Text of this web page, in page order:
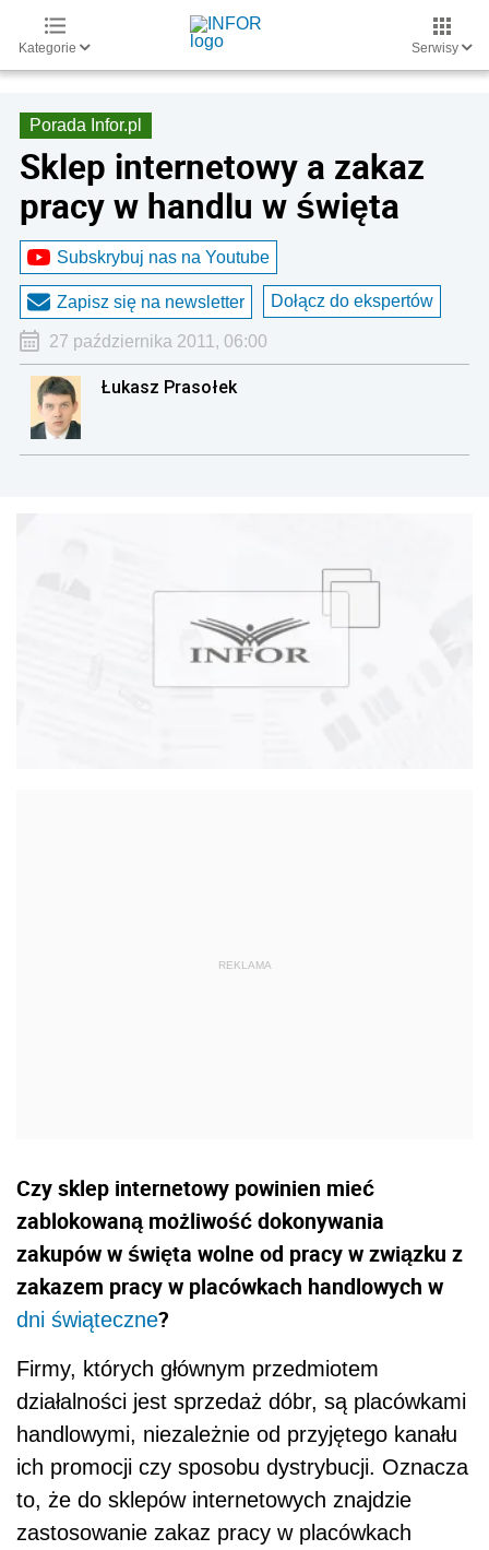
Kategorie Serwisy
Porada Infor.pl
Sklep internetowy a zakaz
pracy w handlu w święta
Subskrybuj nas na Youtube
Zapisz się na newsletter Dołącz do ekspertów
27 października 2011, 06:00
Łukasz Prasołek
Czy sklep internetowy powinien mieć
zablokowaną możliwość dokonywania
zakupów w święta wolne od pracy w związku z
zakazem pracy w placówkach handlowych w
dni świąteczne?
Firmy, których głównym przedmiotem
działalności jest sprzedaż dóbr, są placówkami
handlowymi, niezależnie od przyjętego kanału
ich promocji czy sposobu dystrybucji. Oznacza
to, że do sklepów internetowych znajdzie
zastosowanie zakaz pracy w placówkach